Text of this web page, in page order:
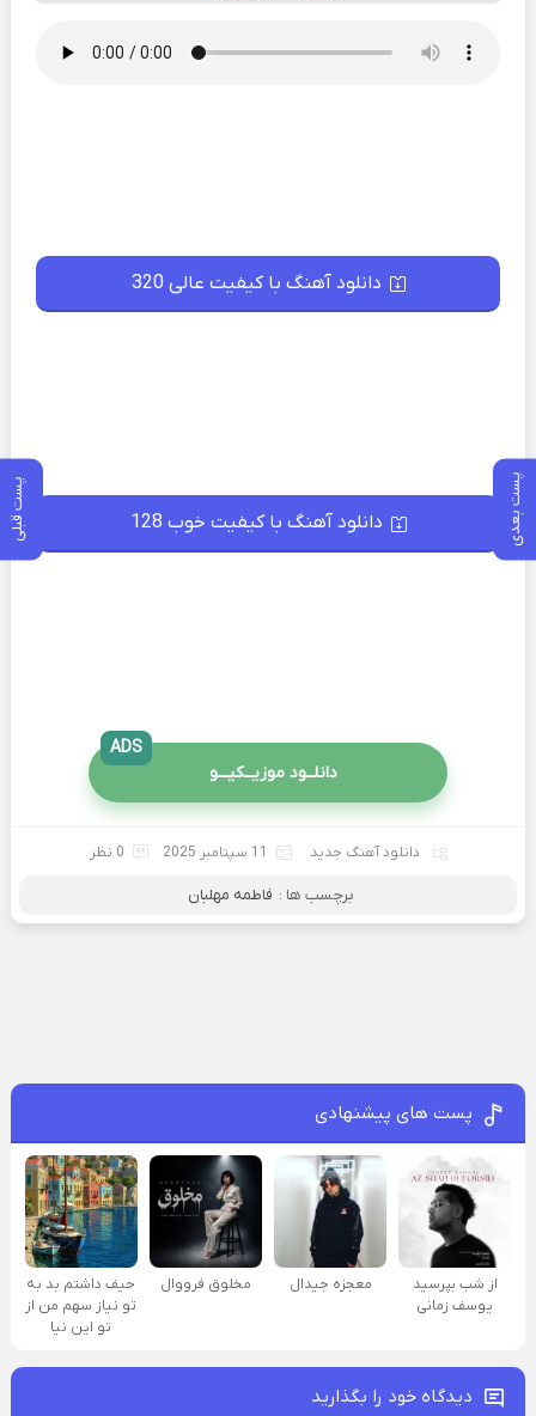
پست بعدی پست قبلی
دانلود آهنگ با کیفیت عالی 320
دانلود آهنگ با کیفیت خوب 128
دانلــود موزیــکیـــو
ADS
دانلود آهنگ جدید 11 سپتامبر 2025 0 نظر
برچسب ها : فاطمه مهلبان
پست های پیشنهادی
از شب بپرسید
یوسف زمانی
معجزه جیدال مخلوق فرووال
حیف داشتم بد به
تو نیاز سهم من از
تو این نیا
دیدگاه خود را بگذارید